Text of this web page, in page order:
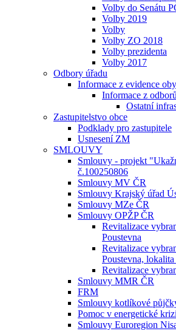
Volby do Senátu
Volby 2019
Volby
Volby ZO 2018
Volby prezidenta
Volby 2017
Odbory úřadu
Informace z evidence
Informace z
Ostatní
Zastupitelstvo obce
Podklady pro zastupitele
Usnesení ZM
SMLOUVY
Smlouvy - projekt
č.100250806
Smlouvy MV ČR
Smlouvy Krajský úřad
Smlouvy MZe ČR
Smlouvy OPŽP ČR
Revitalizace
Poustevna
Revitalizace
Poustevna,
Revitalizace
Smlouvy MMR ČR
FRM
Smlouvy kotlíkové
Pomoc v energetické krizi
Smlouvy Euroregion